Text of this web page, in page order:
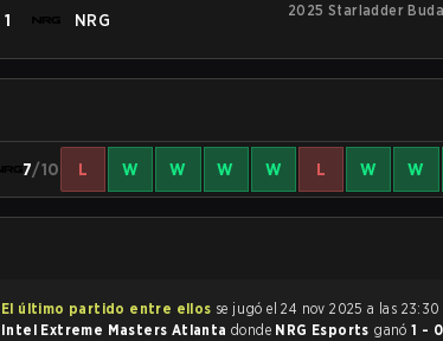
1 NRG
2025 Starladder
7/10 L W W W W L W W
El último partido entre ellos se jugó el 24 nov 2025 a las 23:30
Intel Extreme Masters Atlanta donde NRG Esports ganó1 - 0